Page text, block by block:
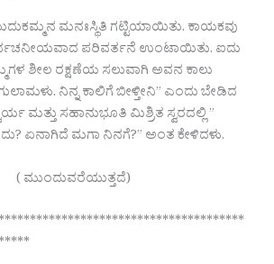
ಮನಃಸ್ಥಿತಿ ಗಟ್ಟಿಯಾಯಿತು. ಕಾಯಕವು
ಪರಿವರ್ತನೆ ಉಂಟಾಯಿತು. ಐದು
ಶೀಲ ರಕ್ಷಣೆಯ ಸಲುವಾಗಿ ಅವನ ಕಾಲು
ನಿನ್ನ ಕಾಲಿಗೆ ಬೀಳ್ತೀನಿ” ಎಂದು ಬೇಡಿದ
ಮತ್ತು ಸಹಾನುಭೂತಿ ಮಿಶ್ರಿತ ಸ್ವರದಲ್ಲಿ ”
ಏನಾಗಿದೆ ಮಗಾ ನಿನಗೆ?” ಅಂತ ಕೇಳಿದಳು.